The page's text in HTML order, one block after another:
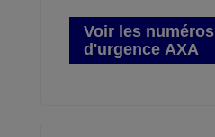
Voir les numéros
d'urgence AXA